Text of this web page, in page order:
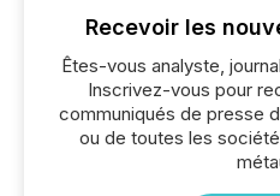
Recevoir les
Êtes-vous analyste,
Inscrivez-vous pour
communiqués de presse
ou de toutes les